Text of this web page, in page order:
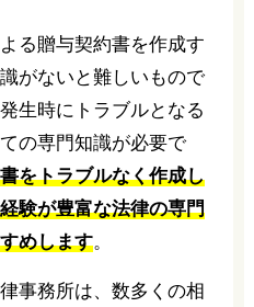
る贈与契約書を作成す
がないと難しいもので
生時にトラブルとなる
の専門知識が必要で
をトラブルなく作成し
験が豊富な法律の専門
めします。
事務所は、数多くの相